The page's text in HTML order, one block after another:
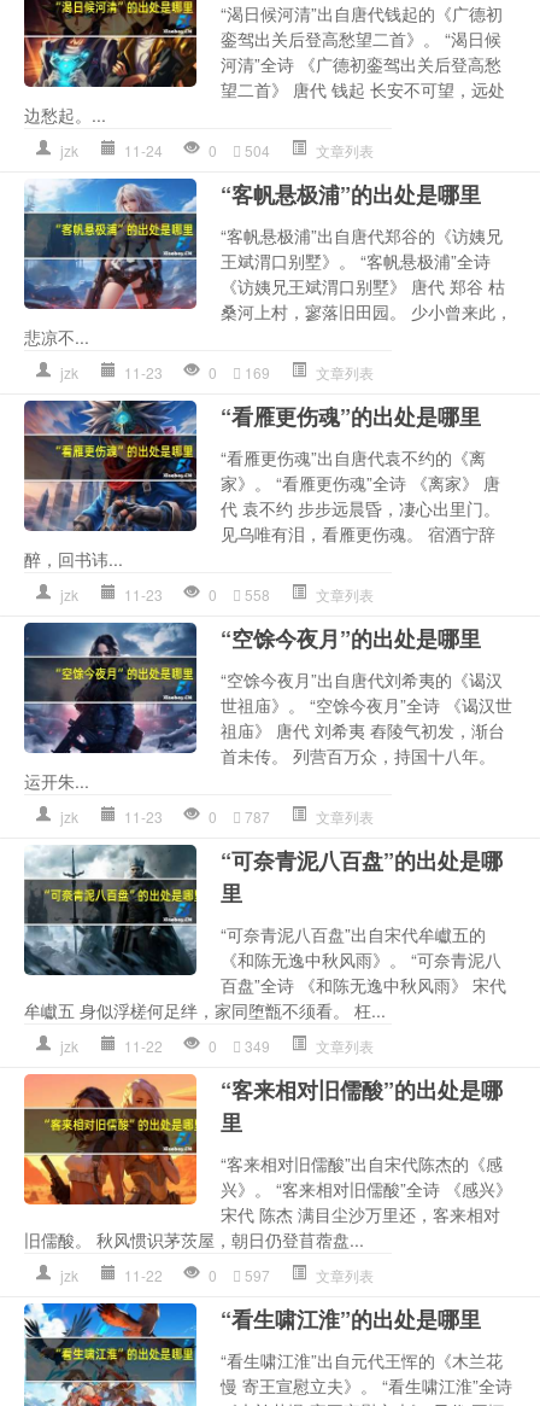
“渴日候河清”出自唐代钱起的《广德初
銮驾出关后登高愁望二首》。 “渴日候
河清”全诗 《广德初銮驾出关后登高愁
望二首》 唐代 钱起 长安不可望，远处
边愁起。...
jzk 11-24 0 504 文章列表
“客帆悬极浦”的出处是哪里
“客帆悬极浦”出自唐代郑谷的《访姨兄
王斌渭口别墅》。 “客帆悬极浦”全诗
《访姨兄王斌渭口别墅》 唐代 郑谷 枯
桑河上村，寥落旧田园。 少小曾来此，
悲凉不...
jzk 11-23 0 169 文章列表
“看雁更伤魂”的出处是哪里
“看雁更伤魂”出自唐代袁不约的《离
家》。 “看雁更伤魂”全诗 《离家》 唐
代 袁不约 步步远晨昏，凄心出里门。
见乌唯有泪，看雁更伤魂。 宿酒宁辞
醉，回书讳...
jzk 11-23 0 558 文章列表
“空馀今夜月”的出处是哪里
“空馀今夜月”出自唐代刘希夷的《谒汉
世祖庙》。 “空馀今夜月”全诗 《谒汉世
祖庙》 唐代 刘希夷 舂陵气初发，渐台
首未传。 列营百万众，持国十八年。
运开朱...
jzk 11-23 0 787 文章列表
“可奈青泥八百盘”的出处是哪
里
“可奈青泥八百盘”出自宋代牟巘五的
《和陈无逸中秋风雨》。 “可奈青泥八
百盘”全诗 《和陈无逸中秋风雨》 宋代
牟巘五 身似浮槎何足绊，家同堕甑不须看。 枉...
jzk 11-22 0 349 文章列表
“客来相对旧儒酸”的出处是哪
里
“客来相对旧儒酸”出自宋代陈杰的《感
兴》。 “客来相对旧儒酸”全诗 《感兴》
宋代 陈杰 满目尘沙万里还，客来相对
旧儒酸。 秋风惯识茅茨屋，朝日仍登苜蓿盘...
jzk 11-22 0 597 文章列表
“看生啸江淮”的出处是哪里
“看生啸江淮”出自元代王恽的《木兰花
慢 寄王宣慰立夫》。 “看生啸江淮”全诗